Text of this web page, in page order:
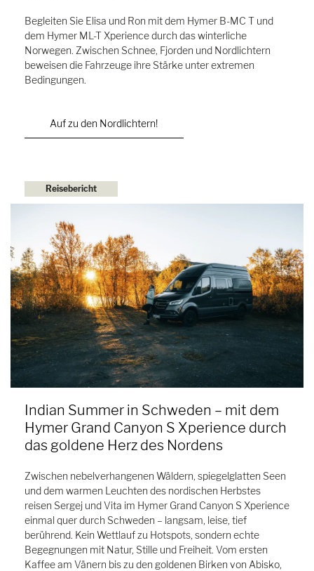
Begleiten Sie Elisa und Ron mit dem Hymer B-MC T und
dem Hymer ML-T Xperience durch das winterliche
Norwegen. Zwischen Schnee, Fjorden und Nordlichtern
beweisen die Fahrzeuge ihre Stärke unter extremen
Bedingungen.
Auf zu den Nordlichtern!
Reisebericht
Indian Summer in Schweden – mit dem
Hymer Grand Canyon S Xperience durch
das goldene Herz des Nordens
Zwischen nebelverhangenen Wäldern, spiegelglatten Seen
und dem warmen Leuchten des nordischen Herbstes
reisen Sergej und Vita im Hymer Grand Canyon S Xperience
einmal quer durch Schweden – langsam, leise, tief
berührend. Kein Wettlauf zu Hotspots, sondern echte
Begegnungen mit Natur, Stille und Freiheit. Vom ersten
Kaffee am Vänern bis zu den goldenen Birken von Abisko,